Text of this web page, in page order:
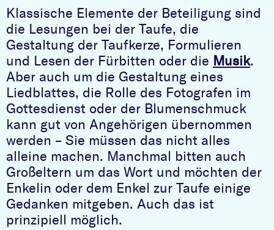
Klassische Elemente der Beteiligung sind
die Lesungen bei der Taufe, die
Gestaltung der Taufkerze, Formulieren
und Lesen der Fürbitten oder die Musik.
Aber auch um die Gestaltung eines
Liedblattes, die Rolle des Fotografen im
Gottesdienst oder der Blumenschmuck
kann gut von Angehörigen übernommen
werden – Sie müssen das nicht alles
alleine machen. Manchmal bitten auch
Großeltern um das Wort und möchten der
Enkelin oder dem Enkel zur Taufe einige
Gedanken mitgeben. Auch das ist
prinzipiell möglich.